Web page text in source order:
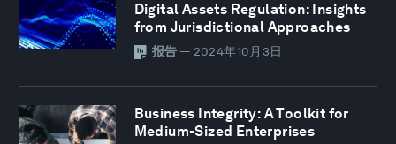
Digital Assets Regulation: Insights
from Jurisdictional Approaches
报告 — 2024年10月3日
Business Integrity: A Toolkit for
Medium-Sized Enterprises